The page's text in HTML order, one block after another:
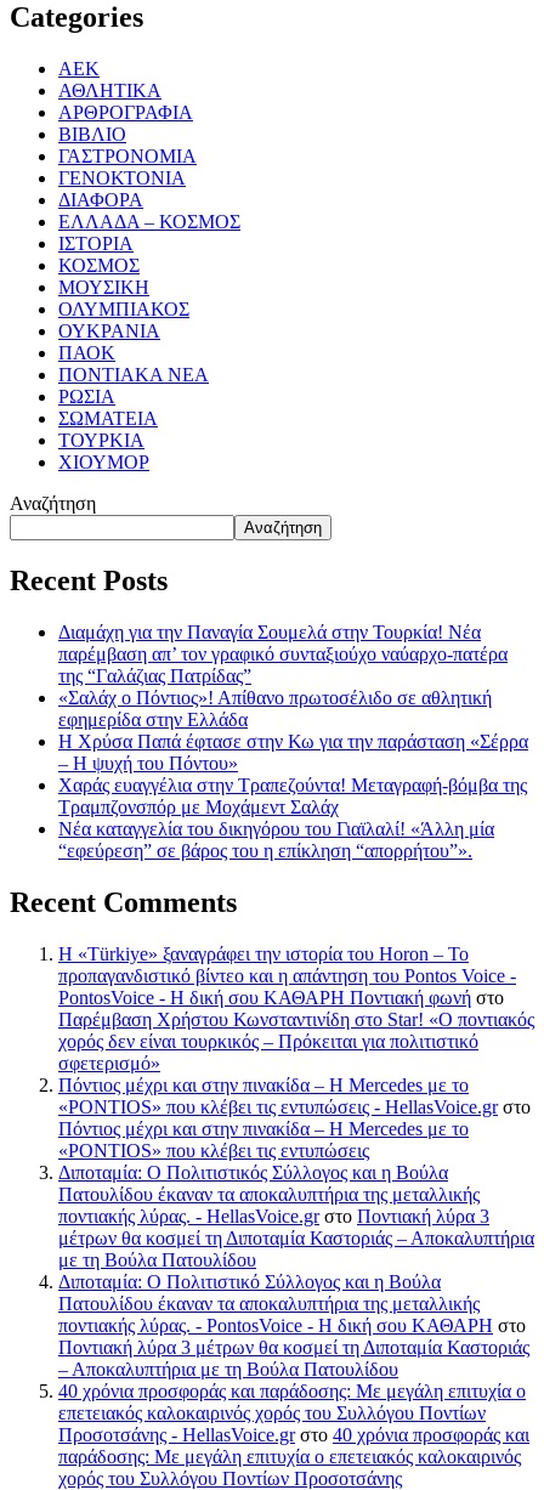
Categories
ΑΕΚ
ΑΘΛΗΤΙΚΑ
ΑΡΘΡΟΓΡΑΦΙΑ
ΒΙΒΛΙΟ
ΓΑΣΤΡΟΝΟΜΙΑ
ΓΕΝΟΚΤΟΝΙΑ
ΔΙΑΦΟΡΑ
ΕΛΛΑΔΑ – ΚΟΣΜΟΣ
ΙΣΤΟΡΙΑ
ΚΟΣΜΟΣ
ΜΟΥΣΙΚΗ
ΟΛΥΜΠΙΑΚΟΣ
ΟΥΚΡΑΝΙΑ
ΠΑΟΚ
ΠΟΝΤΙΑΚΑ ΝΕΑ
ΡΩΣΙΑ
ΣΩΜΑΤΕΙΑ
ΤΟΥΡΚΙΑ
ΧΙΟΥΜΟΡ
Αναζήτηση
Αναζήτηση
Recent Posts
Διαμάχη για την Παναγία Σουμελά στην Τουρκία! Νέα
παρέμβαση απ’ τον γραφικό συνταξιούχο ναύαρχο-πατέρα
της “Γαλάζιας Πατρίδας”
«Σαλάχ ο Πόντιος»! Απίθανο πρωτοσέλιδο σε αθλητική
εφημερίδα στην Ελλάδα
Η Χρύσα Παπά έφτασε στην Κω για την παράσταση «Σέρρα
– Η ψυχή του Πόντου»
Χαράς ευαγγέλια στην Τραπεζούντα! Μεταγραφή-βόμβα της
Τραμπζονσπόρ με Μοχάμεντ Σαλάχ
Νέα καταγγελία του δικηγόρου του Γιαϊλαλί! «Άλλη μία
“εφεύρεση” σε βάρος του η επίκληση “απορρήτου”».
Recent Comments
Η «Türkiye» ξαναγράφει την ιστορία του Horon – Το
προπαγανδιστικό βίντεο και η απάντηση του Pontos Voice -
PontosVoice - H δική σου ΚΑΘΑΡΗ Ποντιακή φωνή στο
Παρέμβαση Χρήστου Κωνσταντινίδη στο Star! «Ο ποντιακός
χορός δεν είναι τουρκικός – Πρόκειται για πολιτιστικό
σφετερισμό»
Πόντιος μέχρι και στην πινακίδα – Η Mercedes με το
«PONTIOS» που κλέβει τις εντυπώσεις - HellasVoice.grστο
Πόντιος μέχρι και στην πινακίδα – Η Mercedes με το
«PONTIOS» που κλέβει τις εντυπώσεις
Διποταμία: Ο Πολιτιστικός Σύλλογος και η Βούλα
Πατουλίδου έκαναν τα αποκαλυπτήρια της μεταλλικής
ποντιακής λύρας. - HellasVoice.grστο Ποντιακή λύρα 3
μέτρων θα κοσμεί τη Διποταμία Καστοριάς – Αποκαλυπτήρια
με τη Βούλα Πατουλίδου
Διποταμία: Ο Πολιτιστικό Σύλλογος και η Βούλα
Πατουλίδου έκαναν τα αποκαλυπτήρια της μεταλλικής
ποντιακής λύρας. - PontosVoice - H δική σου ΚΑΘΑΡΗ στο
Ποντιακή λύρα 3 μέτρων θα κοσμεί τη Διποταμία Καστοριάς
– Αποκαλυπτήρια με τη Βούλα Πατουλίδου
40 χρόνια προσφοράς και παράδοσης: Με μεγάλη επιτυχία ο
επετειακός καλοκαιρινός χορός του Συλλόγου Ποντίων
Προσοτσάνης - HellasVoice.grστο 40 χρόνια προσφοράς και
παράδοσης: Με μεγάλη επιτυχία ο επετειακός καλοκαιρινός
χορός του Συλλόγου Ποντίων Προσοτσάνης